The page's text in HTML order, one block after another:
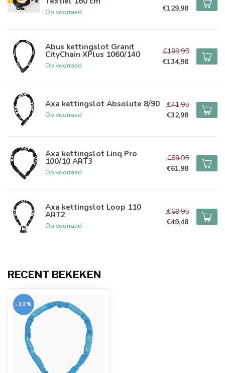
Op voorraad
€129,98
Abus kettingslot Granit
CityChain XPlus 1060/140
Op voorraad
€199,95
€134,98
Axa kettingslot Absolute 8/90
Op voorraad
€41,95
€32,98
Axa kettingslot Linq Pro
100/10 ART3
Op voorraad
€89,95
€61,98
Axa kettingslot Loop 110
ART2
Op voorraad
€69,95
€49,48
RECENT BEKEKEN
-20%